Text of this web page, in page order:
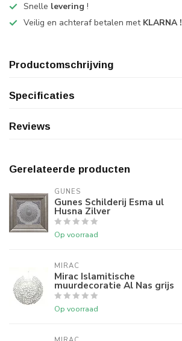
Snelle levering !
Veilig en achteraf betalen met KLARNA !
Productomschrijving
Specificaties
Reviews
Gerelateerde producten
GUNES
Gunes Schilderij Esma ul
Husna Zilver
Op voorraad
MIRAC
Mirac Islamitische
muurdecoratie Al Nas grijs
Op voorraad